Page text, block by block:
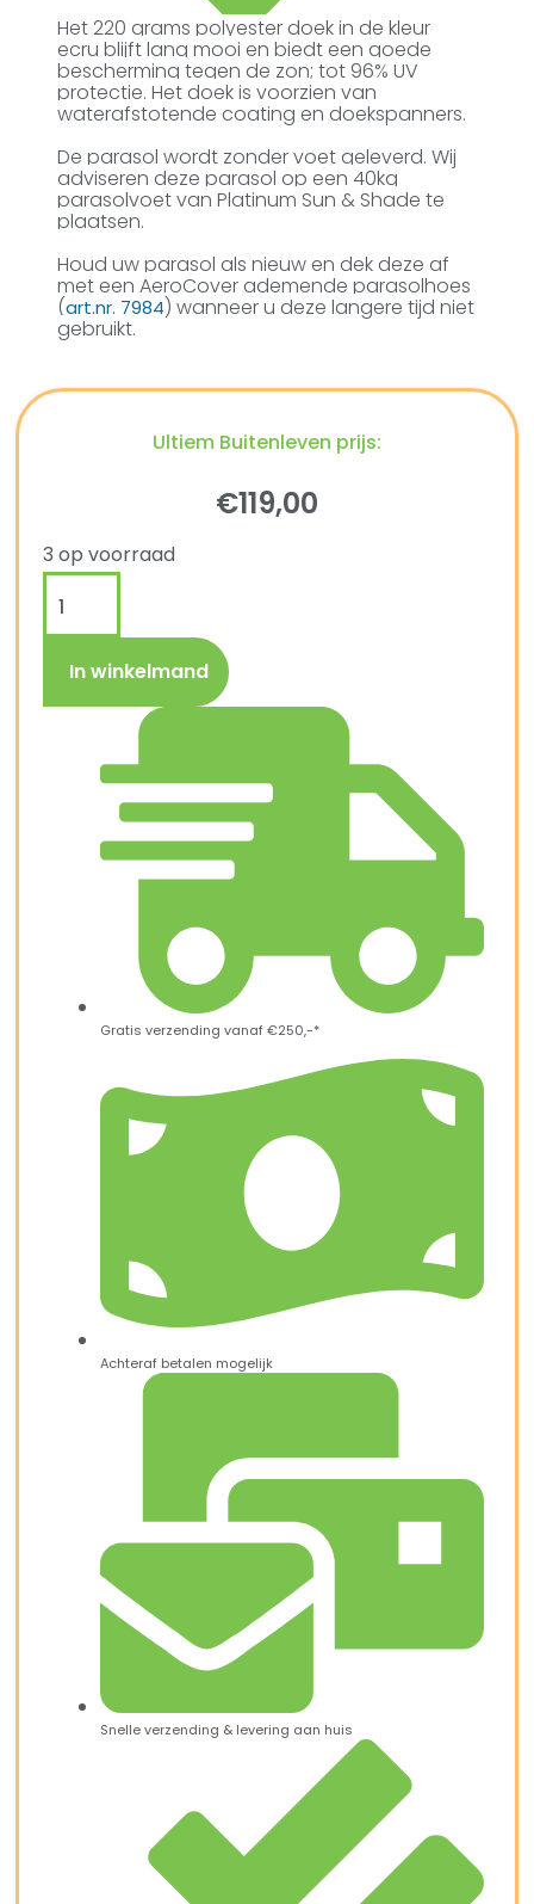
Kopersbescherming met Trusted Shops
Het 220 grams polyester doek in de kleur
ecru blijft lang mooi en biedt een goede
bescherming tegen de zon; tot 96% UV
protectie. Het doek is voorzien van
waterafstotende coating en doekspanners.
De parasol wordt zonder voet geleverd. Wij
adviseren deze parasol op een 40kg
parasolvoet van Platinum Sun & Shade te
plaatsen.
Houd uw parasol als nieuw en dek deze af
met een AeroCover ademende parasolhoes
(art.nr. 7984) wanneer u deze langere tijd niet
gebruikt.
Ultiem Buitenleven prijs:
€119,00
3 op voorraad
In winkelmand
Gratis verzending vanaf €250,-*
Achteraf betalen mogelijk
Snelle verzending & levering aan huis